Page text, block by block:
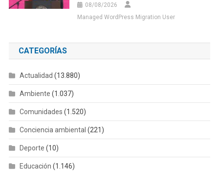
08/08/2026
Managed WordPress Migration User
CATEGORÍAS
Actualidad (13.880)
Ambiente (1.037)
Comunidades (1.520)
Conciencia ambiental (221)
Deporte (10)
Educación (1.146)